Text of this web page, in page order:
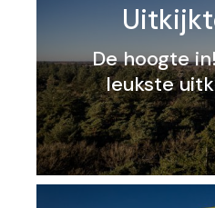
De hoogte
leukste